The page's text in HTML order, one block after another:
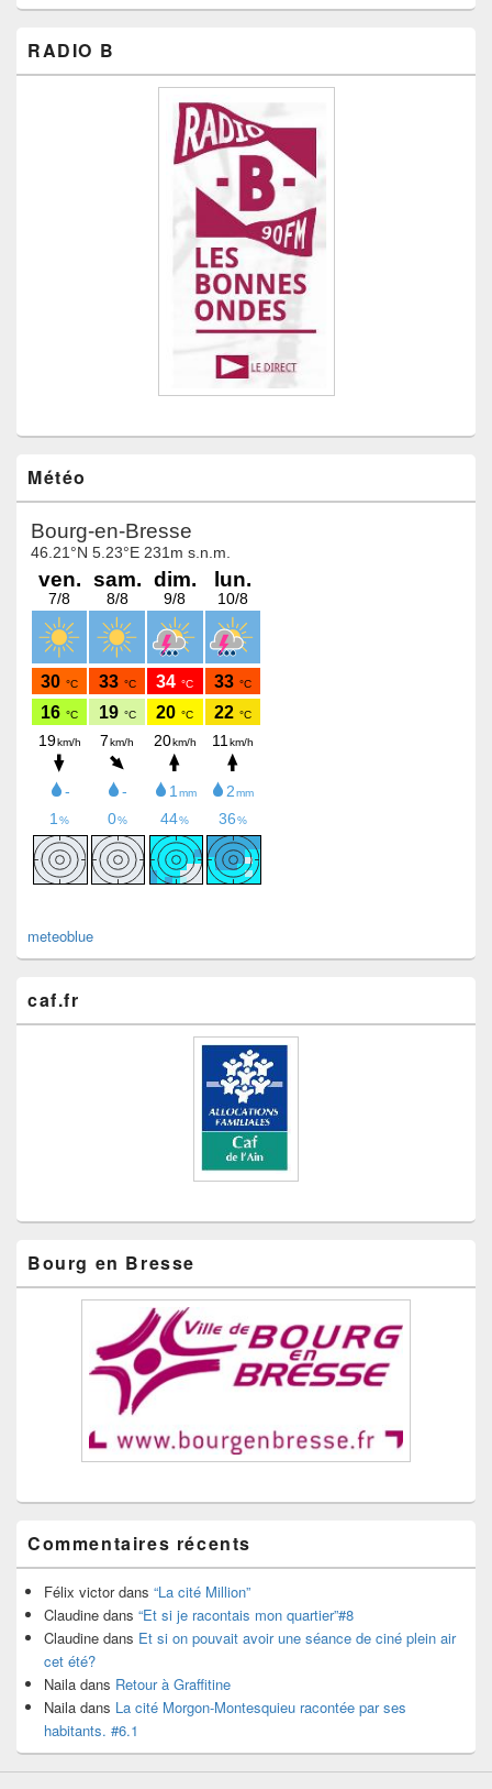
RADIO B
Météo
meteoblue
caf.fr
Bourg en Bresse
Commentaires récents
Félix victordans “La cité Million”
Claudine dans “Et si je racontais mon quartier”#8
Claudine dans Et si on pouvait avoir une séance de ciné plein air
cet été?
Naila dans Retour à Graffitine
Naila dans La cité Morgon-Montesquieu racontée par ses
habitants. #6.1